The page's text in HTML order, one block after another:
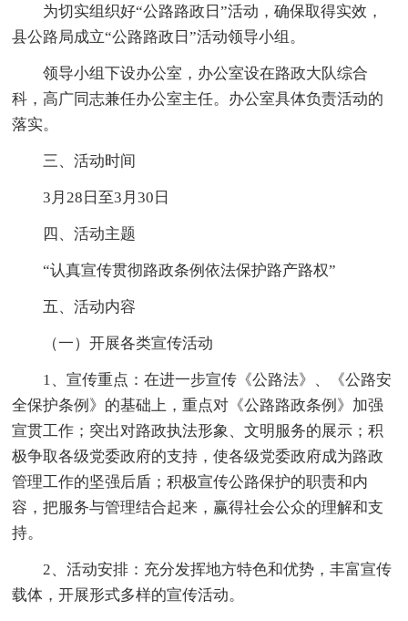
为切实组织好“公路路政日”活动，确保取得实效，
县公路局成立“公路路政日”活动领导小组。
领导小组下设办公室，办公室设在路政大队综合
科，高广同志兼任办公室主任。办公室具体负责活动的
落实。
三、活动时间
3月28日至3月30日
四、活动主题
“认真宣传贯彻路政条例依法保护路产路权”
五、活动内容
（一）开展各类宣传活动
1、宣传重点：在进一步宣传《公路法》、《公路安
全保护条例》的基础上，重点对《公路路政条例》加强
宣贯工作；突出对路政执法形象、文明服务的展示；积
极争取各级党委政府的支持，使各级党委政府成为路政
管理工作的坚强后盾；积极宣传公路保护的职责和内
容，把服务与管理结合起来，赢得社会公众的理解和支
持。
2、活动安排：充分发挥地方特色和优势，丰富宣传
载体，开展形式多样的宣传活动。